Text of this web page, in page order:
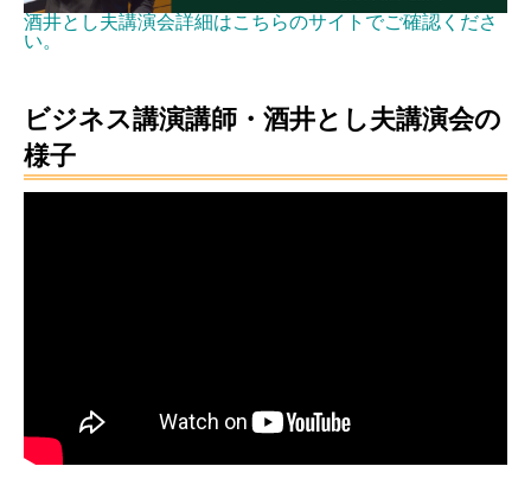
酒井とし夫講演会詳細はこちらのサイトでご確認くださ
い。
ビジネス講演講師・酒井とし夫講演会の
様子